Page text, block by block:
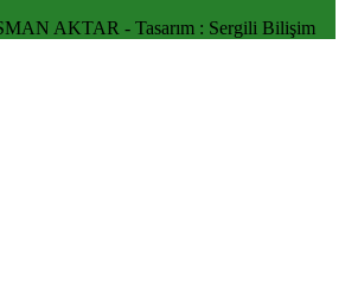
AKTAR - Tasarım : Sergili Bilişim